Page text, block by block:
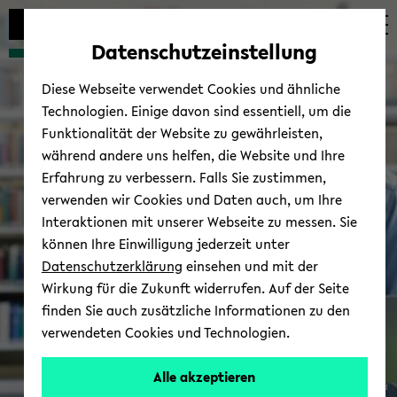
Automatische
vermeiden
zum
wechseln
zum
wechseln
zum
wechseln
© Uni­ver­si­täts­bi­blio­thek Bie­le­feld
Datenschutzeinstellung
Diese Webseite verwendet Cookies und ähnliche
Technologien. Einige davon sind essentiell, um die
Funktionalität der Website zu gewährleisten,
während andere uns helfen, die Website und Ihre
Erfahrung zu verbessern. Falls Sie zustimmen,
verwenden wir Cookies und Daten auch, um Ihre
Interaktionen mit unserer Webseite zu messen. Sie
können Ihre Einwilligung jederzeit unter
Datenschutzerklärung einsehen und mit der
Wirkung für die Zukunft widerrufen. Auf der Seite
finden Sie auch zusätzliche Informationen zu den
verwendeten Cookies und Technologien.
Alle akzeptieren